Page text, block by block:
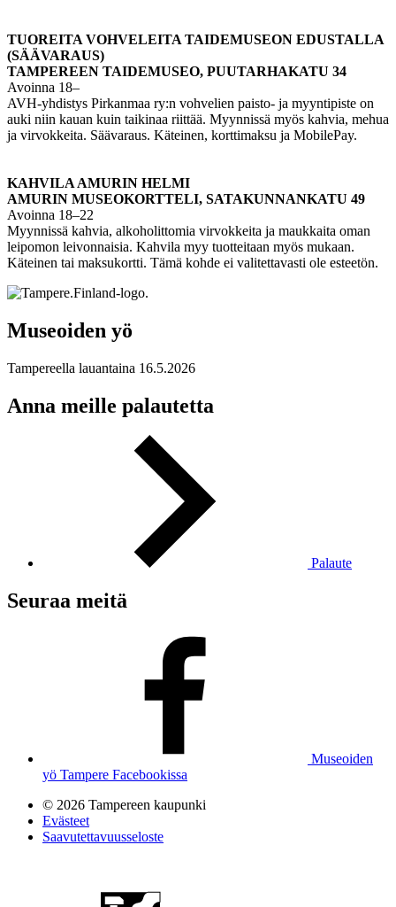
TUOREITA VOHVELEITA TAIDEMUSEON EDUSTALLA
(SÄÄVARAUS)
TAMPEREEN TAIDEMUSEO, PUUTARHAKATU 34
Avoinna 18–
AVH-yhdistys Pirkanmaa ry:n vohvelien paisto- ja myyntipiste on
auki niin kauan kuin taikinaa riittää. Myynnissä myös kahvia, mehua
ja virvokkeita. Säävaraus. Käteinen, korttimaksu ja MobilePay.
KAHVILA AMURIN HELMI
AMURIN MUSEOKORTTELI, SATAKUNNANKATU 49
Avoinna 18–22
Myynnissä kahvia, alkoholittomia virvokkeita ja maukkaita oman
leipomon leivonnaisia. Kahvila myy tuotteitaan myös mukaan.
Käteinen tai maksukortti. Tämä kohde ei valitettavasti ole esteetön.
Museoiden yö
Tampereella lauantaina 16.5.2026
Anna meille palautetta
Palaute
Seuraa meitä
Museoiden
yö Tampere Facebookissa
© 2026 Tampereen kaupunki
Evästeet
Saavutettavuusseloste